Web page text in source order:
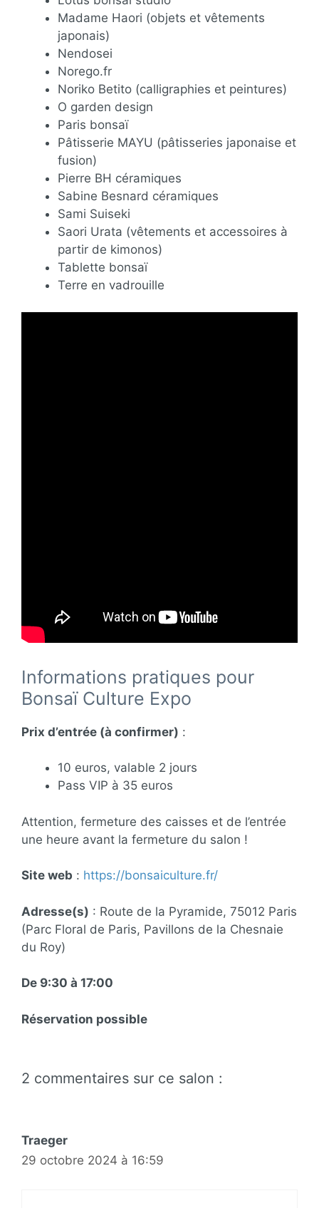
Madame Haori (objets et vêtements
japonais)
Nendosei
Norego.fr
Noriko Betito (calligraphies et peintures)
O garden design
Paris bonsaï
Pâtisserie MAYU (pâtisseries japonaise et
fusion)
Pierre BH céramiques
Sabine Besnard céramiques
Sami Suiseki
Saori Urata (vêtements et accessoires à
partir de kimonos)
Tablette bonsaï
Terre en vadrouille
Informations pratiques pour
Bonsaï Culture Expo
Prix d’entrée (à confirmer) :
10 euros, valable 2 jours
Pass VIP à 35 euros
Attention, fermeture des caisses et de l’entrée
une heure avant la fermeture du salon !
Site web : https://bonsaiculture.fr/
Adresse(s) : Route de la Pyramide, 75012 Paris
(Parc Floral de Paris, Pavillons de la Chesnaie
du Roy)
De 9:30 à 17:00
Réservation possible
2 commentaires sur ce salon :
Traeger
29 octobre 2024 à 16:59